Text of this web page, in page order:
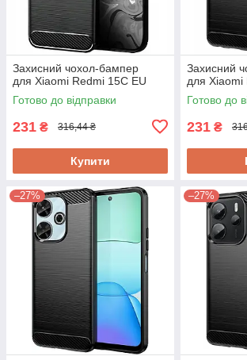
Захисний чохол-бампер
для Xiaomi Redmi 15C EU​​​​​​​
Готово до відправки
231 ₴ 316,44 ₴
Купити
Захисний
для Xiaomi
Готово до
231 ₴
–27% –27%